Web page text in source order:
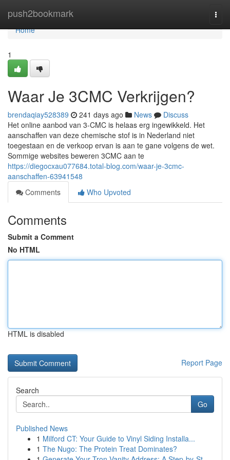
push2bookmark
Home
Home
1
Waar Je 3CMC Verkrijgen?
brendaqiay528389 241 days ago News
Discuss
Het online aanbod van 3-CMC is helaas erg ingewikkeld. Het
aanschaffen van deze chemische stof is in Nederland niet
toegestaan en de verkoop ervan is aan te gane volgens de wet.
Sommige websites beweren 3CMC aan te
https://diegocxau077684.total-blog.com/waar-je-3cmc-
aanschaffen-63941548
Comments
Who Upvoted
Comments
Submit a Comment
No HTML
HTML is disabled
Report Page
Search
Go
Published News
1 Milford CT: Your Guide to Vinyl Siding Installa...
1 The Nugo: The Protein Treat Dominates?